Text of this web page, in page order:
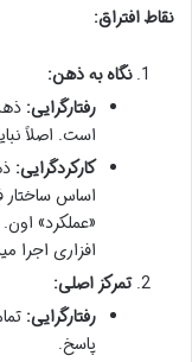
نقاط افتراق:
نگاه به ذهن:
رفتارگرایی:
است. اصلاً
کارکردگرایی:
اساس ساختار
«عملکرد»
افزاری اجرا
تمرکز اصلی:
رفتارگرایی:
پاسخ.